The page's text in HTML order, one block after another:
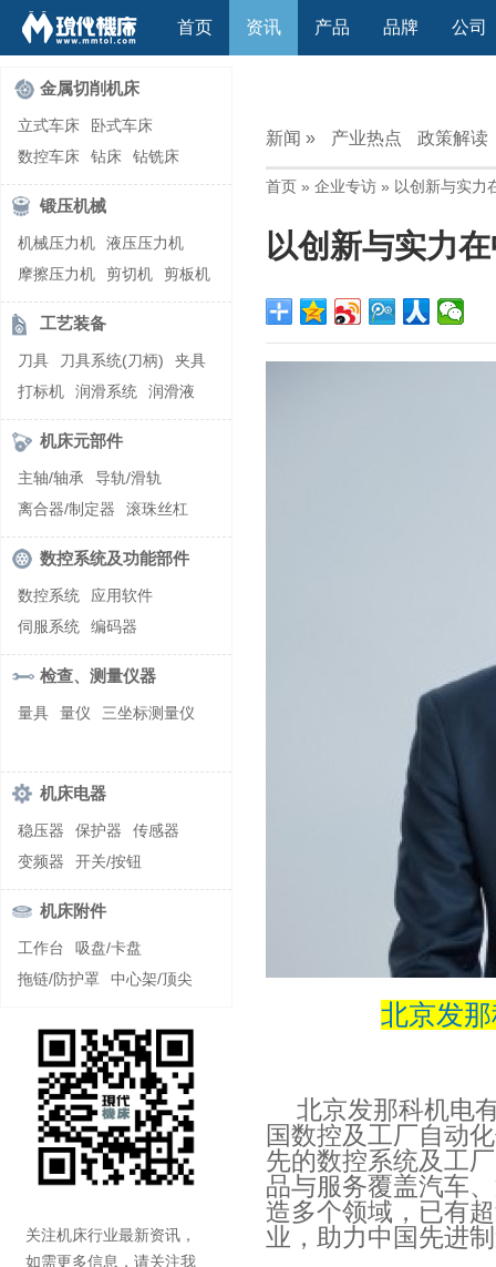
首页 资讯 产品 品牌 公司
金属切削机床
立式车床
卧式车床
数控车床
钻床
钻铣床
立式镗(铣)床
卧式镗(铣)床
龙门铣镗床
立式铣床
卧式铣床
雕刻机
平面磨床
外圆磨床
内圆磨床
龙门磨床
滚齿机\铣齿机
刨床
带锯床
车削加工中心
立式加工中心
卧式加工中心
龙门加工中心
激光快速成型
组合机床
螺纹加工机床
锻压机械
机械压力机
液压压力机
摩擦压力机
剪切机
剪板机
自动锻压机
折弯机
弯管机
快速成型机
工艺装备
刀具 刀具系统(刀柄)
夹具
打标机
润滑系统
润滑液
切削液
刃磨机
机床元部件
主轴/轴承
导轨/滑轨
离合器/制定器
滚珠丝杠
齿轮/减速器
数控系统及功能部件
数控系统
应用软件
伺服系统
编码器
检查、测量仪器
量具 量仪 三坐标测量仪
机床电器
稳压器 保护器
传感器
变频器
开关/按钮
机床附件
工作台
吸盘/卡盘
拖链/防护罩
中心架/顶尖
关注机床行业最新资讯，
如需更多信息，请关注我
新闻 » 产业热点 政策解读
首页 » 企业专访 » 以创新与实力
以创新与实力
北京发
北京发那科机电
国数控及工厂自动
先的数控系统及工
品与服务覆盖汽车
造多个领域，已有
业，助力中国先进